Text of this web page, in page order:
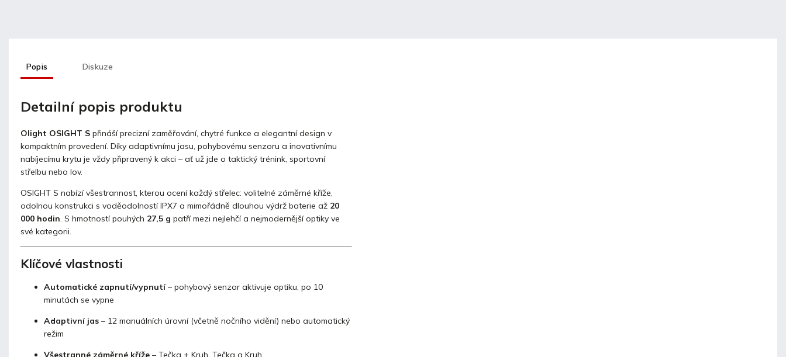
Popis Diskuze
Detailní popis produktu
Olight OSIGHT S přináší precizní zaměřování, chytré funkce a elegantní design v
kompaktním provedení. Díky adaptivnímu jasu, pohybovému senzoru a inovativnímu
nabíjecímu krytu je vždy připravený k akci – ať už jde o taktický trénink, sportovní
střelbu nebo lov.
OSIGHT S nabízí všestrannost, kterou ocení každý střelec: volitelné záměrné kříže,
odolnou konstrukci s voděodolností IPX7 a mimořádně dlouhou výdrž baterie až 20
000 hodin. S hmotností pouhých 27,5 g patří mezi nejlehčí a nejmodernější optiky ve
své kategorii.
Klíčové vlastnosti
Automatické zapnutí/vypnutí– pohybový senzor aktivuje optiku, po 10
minutách se vypne
Adaptivní jas – 12 manuálních úrovní (včetně nočního vidění) nebo automatický
režim
Všestranné záměrné kříže – Tečka + Kruh, Tečka a Kruh